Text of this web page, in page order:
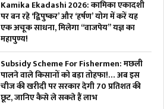
Kamika Ekadashi 2026: कामिका एकादशी
पर बन रहे ‘द्विपुष्कर’ और ‘हर्षण’ योग में करें यह
एक अचूक साधना, मिलेगा “वाजपेय” यज्ञ का
महापुण्य!
Subsidy Scheme For Fishermen: मछली
पालने वाले किसानों को बड़ा तोहफा!… अब इस
चीज की खरीदी पर सरकार देगी 70 प्रतिशत की
छूट, जानिए कैसे ले सकते हैं लाभ